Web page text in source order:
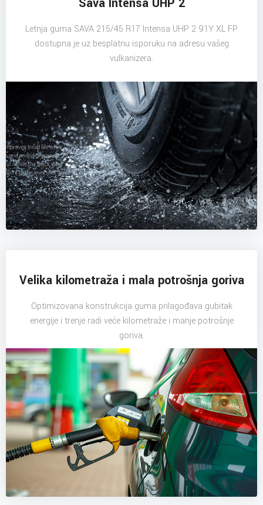
Letnja guma SAVA 215/45 R17 Intensa UHP 2 91Y XL FP
dostupna je uz besplatnu isporuku na adresu vašeg
vulkanizera.
Velika kilometraža i mala potrošnja goriva
Optimizovana konstrukcija guma prilagođava gubitak
energije i trenje radi veće kilometraže i manje potrošnje
goriva.